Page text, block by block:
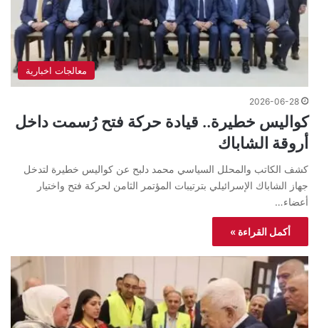
معالجات اخبارية
2026-06-28
كواليس خطيرة.. قيادة حركة فتح رُسمت داخل
أروقة الشاباك
كشف الكاتب والمحلل السياسي محمد دلبح عن كواليس خطيرة لتدخل
جهاز الشاباك الإسرائيلي بترتيبات المؤتمر الثامن لحركة فتح واختيار
أعضاء…
أكمل القراءة »